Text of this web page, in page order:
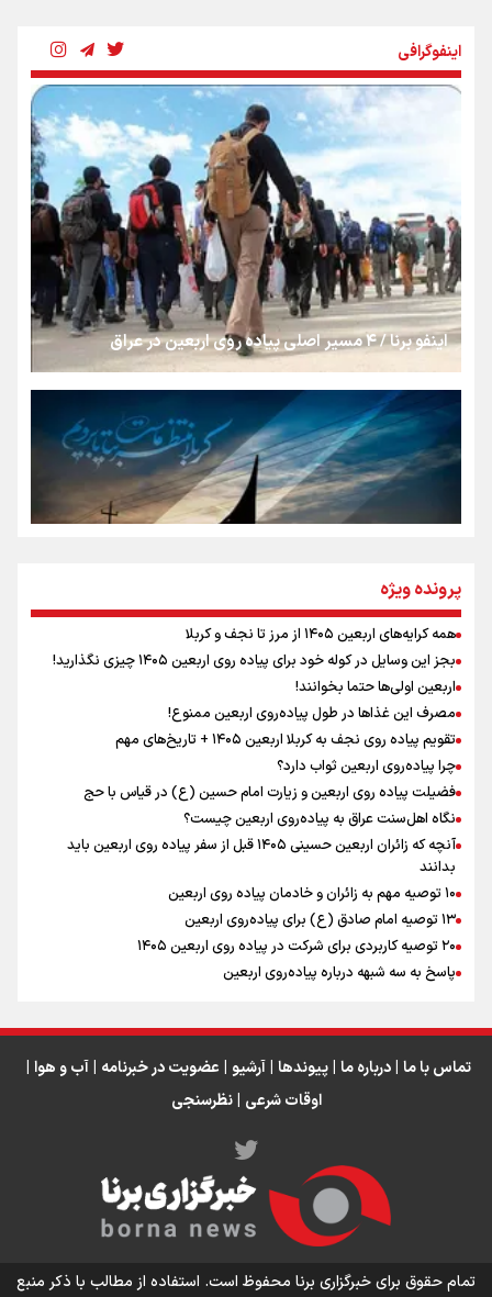
رسانه ملی و حق مردم برای شنیدن صدای رئیس‌جمهوری
روایت ایران از کنار مردم
از طلوع خیابان‌ها تا غروب اشک
جمله‌ای که بغض چهارماهه را شکست؛ «آهای مردم، آقا از
تهران رفتند»
سه حسرتی که به دلم ماند
نگاه تمدنی رهبر شهید به فضای مجازی
رابطه کارگر و کارفرما در اندیشه رهبر شهید: از تضاد به
زوجیت
اینفوگرافی
اینفو برنا / ۴ مسیر اصلی پیاده روی اربعین در عراق
اینفو برنا / توصیه‌هایی طلایی برای پیاده روی اربعین
اینفو برنا / جدول کامل فاصله مرز شلمچه تا شهرهای زیارتی
عراق
اینفو برنا/ میزان مالیات بر ارزش افزوده چقدر است؟
پرونده ویژه
همه کرایه‌های اربعین ۱۴۰۵ از مرز تا نجف و کربلا
بجز این وسایل در کوله خود برای پیاده روی اربعین ۱۴۰۵ چیزی نگذارید!
اربعین اولی‌ها حتما بخوانند!
مصرف این غذاها در طول پیاده‌روی اربعین ممنوع!
تقویم پیاده روی نجف به کربلا اربعین ۱۴۰۵ + تاریخ‌های مهم
چرا پیاده‌روی اربعین ثواب دارد؟
فضیلت پیاده روی اربعین و زیارت امام حسین (ع) در قیاس با حج
نگاه اهل‌سنت عراق به پیاده‌روی اربعین چیست؟
آنچه که زائران اربعین حسینی ۱۴۰۵ قبل از سفر پیاده روی اربعین باید
بدانند
۱۰ توصیه مهم به زائران و خادمان پیاده روی اربعین
۱۳ توصیه امام صادق (ع) برای پیاده‌روی اربعین
۲۰ توصیه کاربردی برای شرکت در پیاده روی اربعین ۱۴۰۵
پاسخ به سه‌ شبهه درباره پیاده‌روی اربعین
تماس با ما | درباره ما | پیوندها | آرشیو | عضویت در خبرنامه | آب و هوا |
اوقات شرعی | نظرسنجی
تمام حقوق برای خبرگزاری برنا محفوظ است. استفاده از مطالب با ذکر منبع